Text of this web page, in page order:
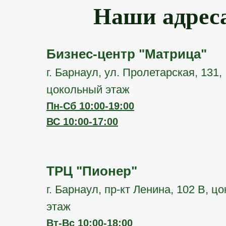
Наши
Бизнес-центр "Матрица"
г. Барнаул, ул. Пролетарская, 131,
цокольный этаж
Пн-Сб 10:00-19:00
ВС 10:00-17:00
ТРЦ "Пионер"
г. Барнаул, пр-кт Ленина, 102 В,
этаж
Вт-Вс 10:00-18:00